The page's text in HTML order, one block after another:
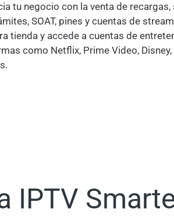
tu negocio con la venta de
SOAT, pines y cuentas de
tienda y accede a cuentas de
como Netflix, Prime Video, Disney,
IPTV